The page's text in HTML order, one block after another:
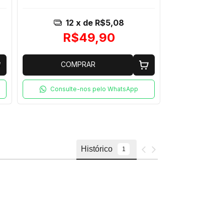
R$49,90
12 x de R$5,08
COMPRAR
Consulte-nos pelo WhatsApp